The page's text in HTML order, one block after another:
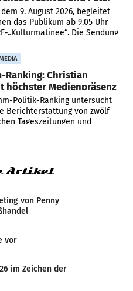
9. August 2026, begleitet
das Publikum ab 9.05 Uhr
„Kulturmatinee“. Die Sendung
Dokumentation „20 Jahre
Ranking: Christian
höchster Medienpräsenz
Politik-Ranking untersucht
Berichterstattung von zwölf
Tageszeitungen und
Politikerinnen und
Artikel
von Penny
vor
im Zeichen der